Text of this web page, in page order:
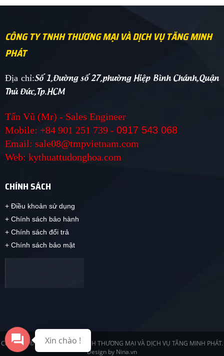
CÔNG TY TNHH THƯƠNG MẠI VÀ DỊCH VỤ TĂNG MINH
PHÁT
Địa chỉ:Số 1,Đường số 27,phường Hiệp Bình Chánh,Quận
Thủ Đức,Tp.HCM
Tấn Vũ (Mr) - Sales Engineer
Mobile: +84 901 251 739 - 0917 543 068
Email: sale08@tmpvietnam.com
Web: kythuattudonghoa.com
CHÍNH SÁCH
+ Điều khoản sử dụng
+ Chính sách bảo hành
+ Chính sách đổi trả
+ Chính sách bảo mật
Copyright © 2019 CÔNG TY TNHH THƯƠNG MẠI VÀ DỊCH VỤ TĂNG MINH PHÁT.
Design by Nina.vn
Xin chào !